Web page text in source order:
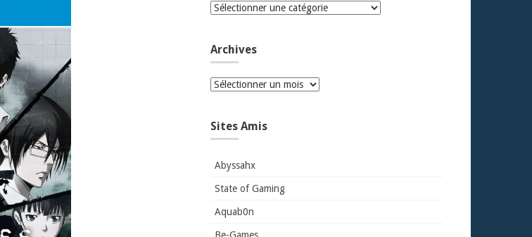
Catégories
Archives
Archives
Sites Amis
Abyssahx
State of Gaming
Aquab0n